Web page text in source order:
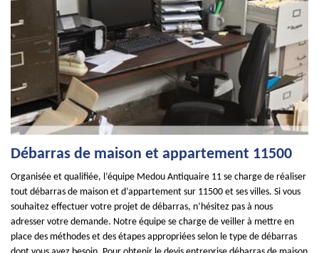
Débarras de maison et appartement 11500
Organisée et qualifiée, l’équipe Medou Antiquaire 11 se charge de réaliser
tout débarras de maison et d’appartement sur 11500 et ses villes. Si vous
souhaitez effectuer votre projet de débarras, n’hésitez pas à nous
adresser votre demande. Notre équipe se charge de veiller à mettre en
place des méthodes et des étapes appropriées selon le type de débarras